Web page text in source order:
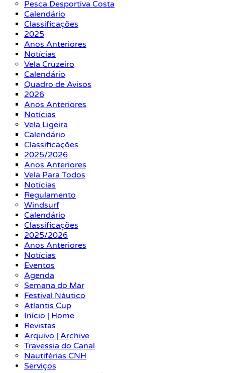
Pesca Desportiva Costa
Calendário
Classificações
2025
Anos Anteriores
Notícias
Vela Cruzeiro
Calendário
Quadro de Avisos
2026
Anos Anteriores
Notícias
Vela Ligeira
Calendário
Classificações
2025/2026
Anos Anteriores
Vela Para Todos
Notícias
Regulamento
Windsurf
Calendário
Classificações
2025/2026
Anos Anteriores
Notícias
Eventos
Agenda
Semana do Mar
Festival Náutico
Atlantis Cup
Início | Home
Revistas
Arquivo | Archive
Travessia do Canal
Nautiférias CNH
Serviços